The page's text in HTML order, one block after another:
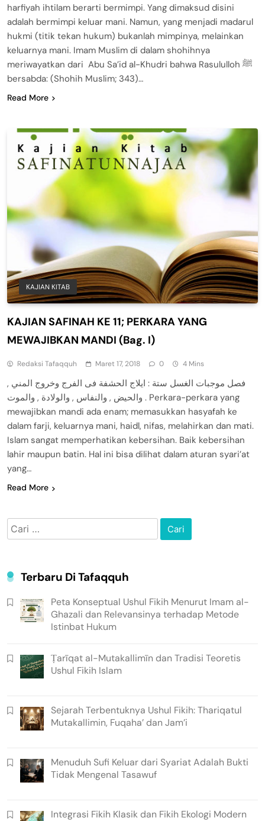
harfiyah ihtilam berarti bermimpi. Yang dimaksud disini
adalah bermimpi keluar mani. Namun, yang menjadi madarul
hukmi (titik tekan hukum) bukanlah mimpinya, melainkan
keluarnya mani. Imam Muslim di dalam shohihnya
meriwayatkan dari Abu Sa’id al-Khudri bahwa Rasululloh ﷺ
bersabda: (Shohih Muslim; 343)…
Read More
KAJIAN KITAB
KAJIAN SAFINAH KE 11; PERKARA YANG
MEWAJIBKAN MANDI (Bag. I)
Redaksi Tafaqquh Maret 17, 2018 0 4 Mins
فصل موجبات الغسل ستة : ايلاج الحشفة فى الفرج وخروج المني ,
والحيض , والنفاس , والولادة , والموت . Perkara-perkara yang
mewajibkan mandi ada enam; memasukkan hasyafah ke
dalam farji, keluarnya mani, haidl, nifas, melahirkan dan mati.
Islam sangat memperhatikan kebersihan. Baik kebersihan
lahir maupun batin. Hal ini bisa dilihat dalam aturan syari’at
yang…
Read More
Cari
untuk:
Terbaru Di Tafaqquh
Peta Konseptual Ushul Fikih Menurut Imam al-
Ghazali dan Relevansinya terhadap Metode
Istinbat Hukum
Ṭarīqat al-Mutakallimīn dan Tradisi Teoretis
Ushul Fikih Islam
Sejarah Terbentuknya Ushul Fikih: Thariqatul
Mutakallimin, Fuqaha’ dan Jam’i
Menuduh Sufi Keluar dari Syariat Adalah Bukti
Tidak Mengenal Tasawuf
Integrasi Fikih Klasik dan Fikih Ekologi Modern